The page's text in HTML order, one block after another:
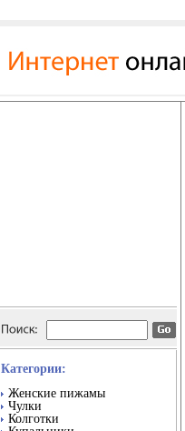
Категории:
Женские пижамы
Чулки
Колготки